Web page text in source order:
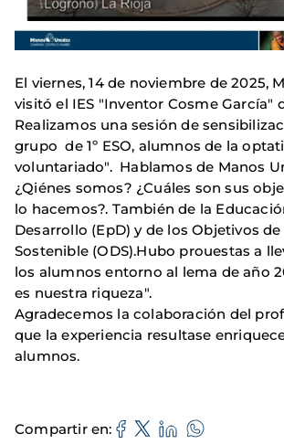
El viernes, 14 de noviembre de 2025,
visitó el IES "Inventor Cosme García"
Realizamos una sesión de
grupo de 1º ESO, alumnos de la
voluntariado". Hablamos de Manos
¿Qiénes somos? ¿Cuáles son sus
lo hacemos?. También de la
Desarrollo (EpD) y de los Objetivos
Sostenible (ODS).Hubo prouestas a
los alumnos entorno al lema de año
es nuestra riqueza".
Agradecemos la colaboración del
que la experiencia resultase
alumnos.
Compartir en